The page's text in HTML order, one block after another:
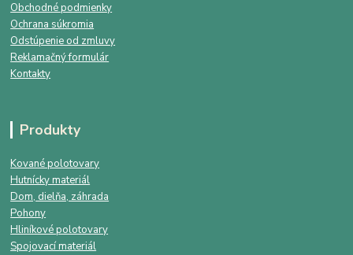
Obchodné podmienky
Ochrana súkromia
Odstúpenie od zmluvy
Reklamačný formulár
Kontakty
Produkty
Kované polotovary
Hutnícky materiál
Dom, dielňa, záhrada
Pohony
Hliníkové polotovary
Spojovací materiál